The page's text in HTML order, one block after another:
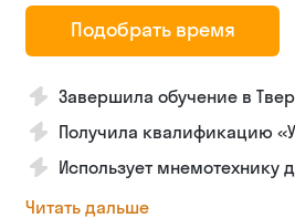
Подобрать время
Завершила обучение в
Получила квалификацию
Использует мнемотехнику
Читать дальше